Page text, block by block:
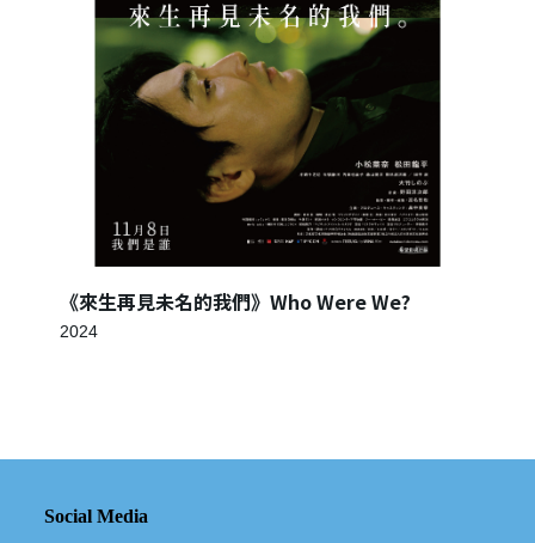
《來生再見未名的我們》Who Were We?
2024
Social Media